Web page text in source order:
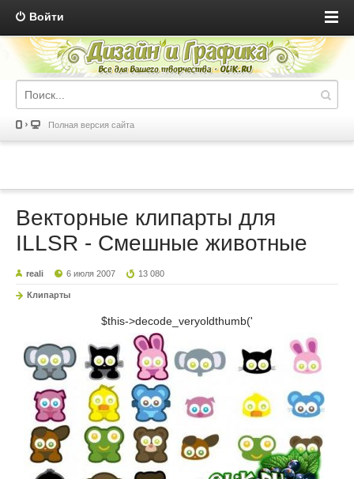
Войти
Полная версия сайта
Векторные клипарты для
ILLSR - Смешные животные
reali 6 июля 2007 13 080
Клипарты
$this->decode_veryoldthumb('